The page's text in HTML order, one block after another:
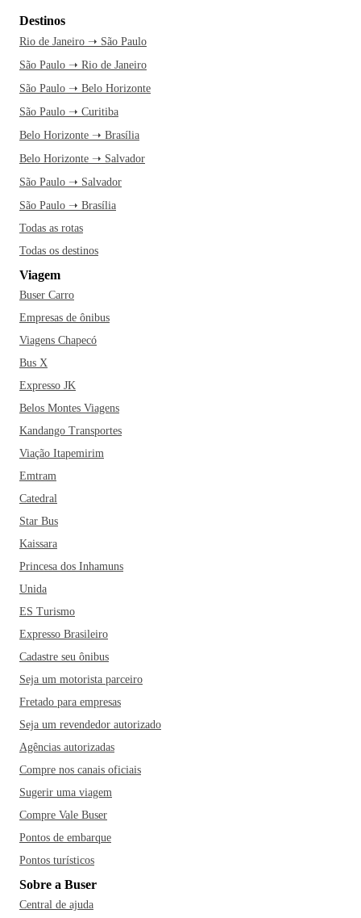
Destinos
Rio de Janeiro ➝ São Paulo
São Paulo ➝ Rio de Janeiro
São Paulo ➝ Belo Horizonte
São Paulo ➝ Curitiba
Belo Horizonte ➝ Brasília
Belo Horizonte ➝ Salvador
São Paulo ➝ Salvador
São Paulo ➝ Brasília
Todas as rotas
Todas os destinos
Viagem
Buser Carro
Empresas de ônibus
Viagens Chapecó
Bus X
Expresso JK
Belos Montes Viagens
Kandango Transportes
Viação Itapemirim
Emtram
Catedral
Star Bus
Kaissara
Princesa dos Inhamuns
Unida
ES Turismo
Expresso Brasileiro
Cadastre seu ônibus
Seja um motorista parceiro
Fretado para empresas
Seja um revendedor autorizado
Agências autorizadas
Compre nos canais oficiais
Sugerir uma viagem
Compre Vale Buser
Pontos de embarque
Pontos turísticos
Sobre a Buser
Central de ajuda